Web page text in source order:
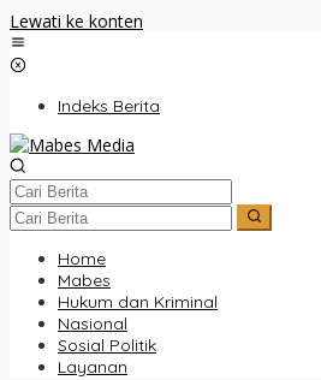
Lewati ke konten
Indeks Berita
Home
Mabes
Hukum dan Kriminal
Nasional
Sosial Politik
Layanan